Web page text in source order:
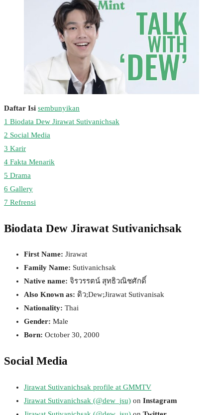
Daftar Isi sembunyikan
1 Biodata Dew Jirawat Sutivanichsak
2 Social Media
3 Karir
4 Fakta Menarik
5 Drama
6 Gallery
7 Refrensi
Biodata Dew Jirawat Sutivanichsak
First Name: Jirawat
Family Name: Sutivanichsak
Native name: จิรวรรตน์ สุทธิวณิชศักดิ์
Also Known as: ดิว;Dew;Jirawat Sutivanisak
Nationality: Thai
Gender: Male
Born: October 30, 2000
Social Media
Jirawat Sutivanichsak profile at GMMTV
Jirawat Sutivanichsak (@dew_jsu) on Instagram